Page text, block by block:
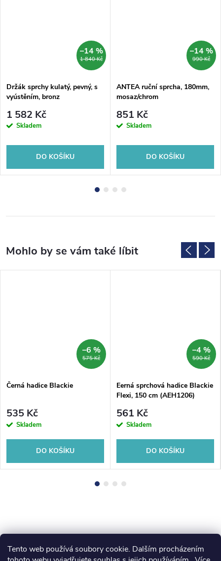
Tento web používá soubory cookie. Dalším procházením
1 840 Kč
–14 %
Držák sprchy kulatý, pevný, s
vyústěním, bronz
1 582 Kč
Skladem
DO KOŠÍKU
990 Kč
–14 %
ANTEA ruční sprcha, 180mm,
mosaz/chrom
851 Kč
Skladem
DO KOŠÍKU
575 Kč
–6 %
Černá hadice Blackie
535 Kč
Skladem
DO KOŠÍKU
590 Kč
–4 %
Eerná sprchová hadice Blackie
Flexi, 150 cm (AEH1206)
561 Kč
Skladem
DO KOŠÍKU
koupelny-sanita.cz kupelne-online.sk